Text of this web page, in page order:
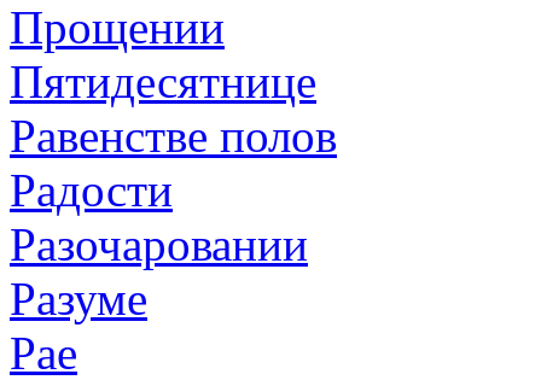
Прощении
Пятидесятнице
Равенстве полов
Радости
Разочаровании
Разуме
Рае